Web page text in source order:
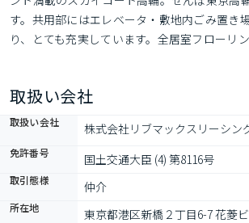
す。共用部にはエレベータ・敷地内ごみ置き
り、とても充実しています。全居室フローリ
お部屋をご紹介させていただきます。
取扱い会社
取扱い会社 株式会社リブマックスリーシン
免許番号 国土交通大臣 (4) 第8116号
取引態様 仲介
所在地 東京都港区新橋２丁目6-7 花菱